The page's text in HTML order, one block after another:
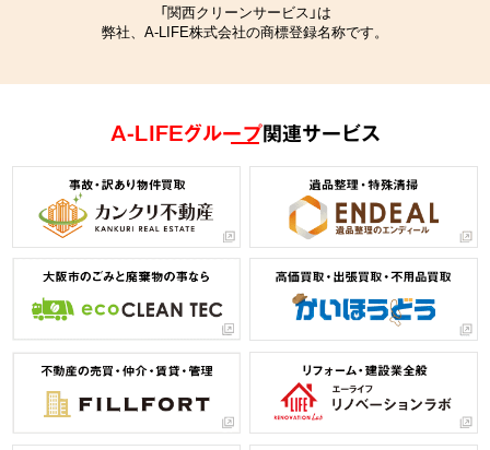
「関西クリーンサービス」は
弊社、A-LIFE株式会社の商標登録名称です。
A-LIFEグループ関連サービス